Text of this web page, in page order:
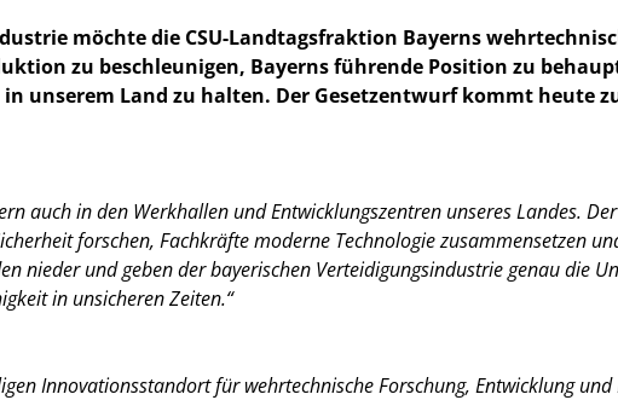
möchte die CSU-Landtagsfraktion Bayerns
zu beschleunigen, Bayerns führende Position zu
unserem Land zu halten. Der Gesetzentwurf kommt heute
auch in den Werkhallen und Entwicklungszentren unseres Landes.
forschen, Fachkräfte moderne Technologie zusammensetzen
nieder und geben der bayerischen Verteidigungsindustrie genau die
in unsicheren Zeiten.“
Innovationsstandort für wehrtechnische Forschung, Entwicklung und